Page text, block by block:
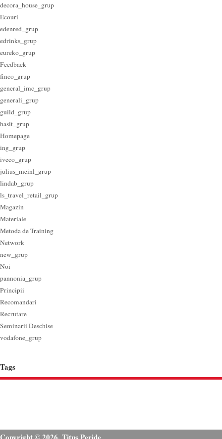
decora_house_grup
Ecouri
edenred_grup
edrinks_grup
eureko_grup
Feedback
finco_grup
general_imc_grup
generali_grup
guild_grup
hasit_grup
Homepage
ing_grup
iveco_grup
julius_meinl_grup
lindab_grup
ls_travel_retail_grup
Magazin
Materiale
Metoda de Training
Network
new_grup
Noi
pannonia_grup
Principii
Recomandari
Recrutare
Seminarii Deschise
vodafone_grup
Tags